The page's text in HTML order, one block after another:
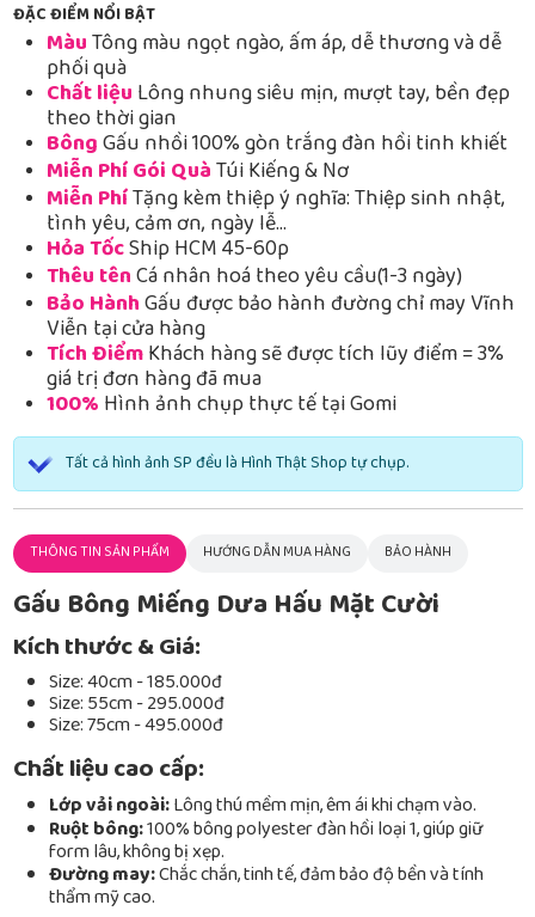
ĐẶC ĐIỂM NỔI BẬT
MàuTông màu ngọt ngào, ấm áp, dễ thương và dễ
phối quà
Chất liệu Lông nhung siêu mịn, mượt tay, bền đẹp
theo thời gian
BôngGấu nhồi 100% gòn trắng đàn hồi tinh khiết
Miễn Phí Gói QuàTúi Kiếng & Nơ
Miễn PhíTặng kèm thiệp ý nghĩa: Thiệp sinh nhật,
tình yêu, cảm ơn, ngày lễ…
Hỏa TốcShip HCM 45-60p
Thêu tênCá nhân hoá theo yêu cầu(1-3 ngày)
Bảo HànhGấu được bảo hành đường chỉ may Vĩnh
Viễn tại cửa hàng
Tích ĐiểmKhách hàng sẽ được tích lũy điểm = 3%
giá trị đơn hàng đã mua
100% Hình ảnh chụp thực tế tại Gomi
Tất cả hình ảnh SP đều là Hình Thật Shop tự chụp.
THÔNG TIN SẢN PHẨM HƯỚNG DẪN MUA HÀNG BẢO HÀNH
Gấu Bông Miếng Dưa Hấu Mặt Cười
Kích thước & Giá:
Size: 40cm - 185.000đ
Size: 55cm - 295.000đ
Size: 75cm - 495.000đ
Chất liệu cao cấp:
Lớp vải ngoài:Lông thú mềm mịn, êm ái khi chạm vào.
Ruột bông:100% bông polyester đàn hồi loại 1, giúp giữ
form lâu, không bị xẹp.
Đường may:Chắc chắn, tinh tế, đảm bảo độ bền và tính
thẩm mỹ cao.